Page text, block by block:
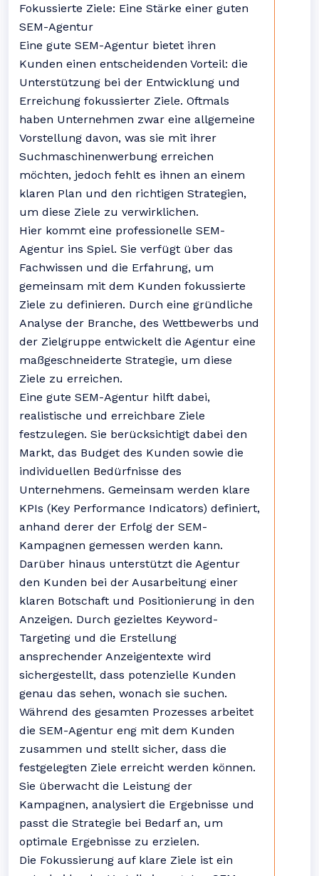
Fokussierte Ziele: Eine Stärke einer guten
SEM-Agentur
Eine gute SEM-Agentur bietet ihren
Kunden einen entscheidenden Vorteil: die
Unterstützung bei der Entwicklung und
Erreichung fokussierter Ziele. Oftmals
haben Unternehmen zwar eine allgemeine
Vorstellung davon, was sie mit ihrer
Suchmaschinenwerbung erreichen
möchten, jedoch fehlt es ihnen an einem
klaren Plan und den richtigen Strategien,
um diese Ziele zu verwirklichen.
Hier kommt eine professionelle SEM-
Agentur ins Spiel. Sie verfügt über das
Fachwissen und die Erfahrung, um
gemeinsam mit dem Kunden fokussierte
Ziele zu definieren. Durch eine gründliche
Analyse der Branche, des Wettbewerbs und
der Zielgruppe entwickelt die Agentur eine
maßgeschneiderte Strategie, um diese
Ziele zu erreichen.
Eine gute SEM-Agentur hilft dabei,
realistische und erreichbare Ziele
festzulegen. Sie berücksichtigt dabei den
Markt, das Budget des Kunden sowie die
individuellen Bedürfnisse des
Unternehmens. Gemeinsam werden klare
KPIs (Key Performance Indicators) definiert,
anhand derer der Erfolg der SEM-
Kampagnen gemessen werden kann.
Darüber hinaus unterstützt die Agentur
den Kunden bei der Ausarbeitung einer
klaren Botschaft und Positionierung in den
Anzeigen. Durch gezieltes Keyword-
Targeting und die Erstellung
ansprechender Anzeigentexte wird
sichergestellt, dass potenzielle Kunden
genau das sehen, wonach sie suchen.
Während des gesamten Prozesses arbeitet
die SEM-Agentur eng mit dem Kunden
zusammen und stellt sicher, dass die
festgelegten Ziele erreicht werden können.
Sie überwacht die Leistung der
Kampagnen, analysiert die Ergebnisse und
passt die Strategie bei Bedarf an, um
optimale Ergebnisse zu erzielen.
Die Fokussierung auf klare Ziele ist ein